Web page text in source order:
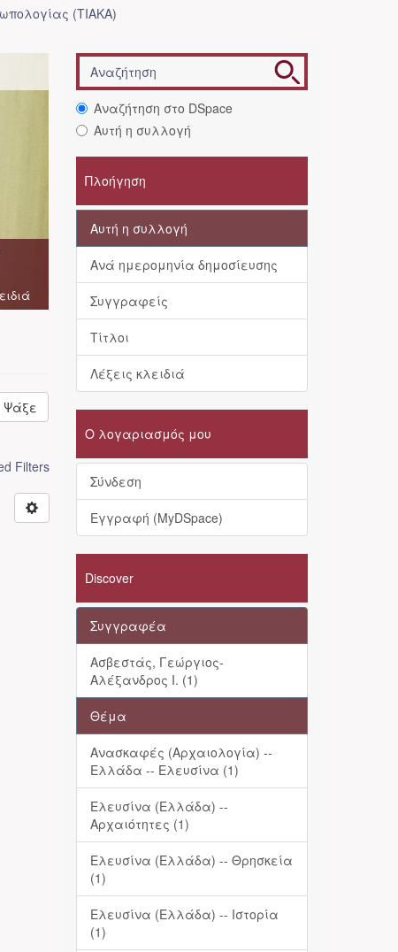
(ΤΙΑΚΑ)
Ψάξε
Filters
Αναζήτηση στο DSpace
Αυτή η συλλογή
Πλοήγηση
Αυτή η συλλογή
Ανά ημερομηνία δημοσίευσης
Συγγραφείς
Τίτλοι
Λέξεις κλειδιά
Ο λογαριασμός μου
Σύνδεση
Εγγραφή (MyDSpace)
Discover
Συγγραφέα
Ασβεστάς, Γεώργιος-
Αλέξανδρος Ι. (1)
Θέμα
Ανασκαφές (Αρχαιολογία) --
Ελλάδα -- Ελευσίνα (1)
Ελευσίνα (Ελλάδα) --
Αρχαιότητες (1)
Ελευσίνα (Ελλάδα) -- Θρησκεία
(1)
Ελευσίνα (Ελλάδα) -- Ιστορία
(1)